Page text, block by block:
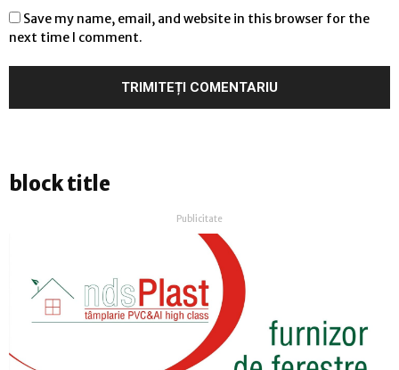
Save my name, email, and website in this browser for the
next time I comment.
block title
Publicitate